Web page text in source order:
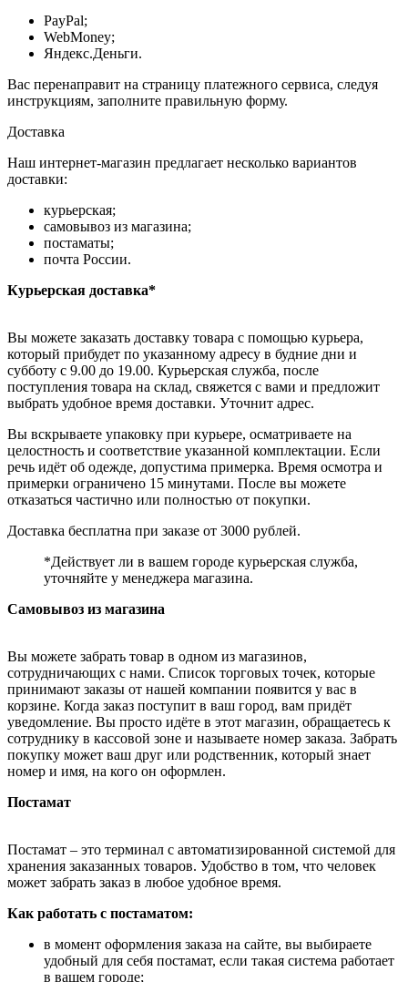
PayPal;
WebMoney;
Яндекс.Деньги.
Вас перенаправит на страницу платежного сервиса, следуя
инструкциям, заполните правильную форму.
Доставка
Наш интернет-магазин предлагает несколько вариантов
доставки:
курьерская;
самовывоз из магазина;
постаматы;
почта России.
Курьерская доставка*
Вы можете заказать доставку товара с помощью курьера,
который прибудет по указанному адресу в будние дни и
субботу с 9.00 до 19.00. Курьерская служба, после
поступления товара на склад, свяжется с вами и предложит
выбрать удобное время доставки. Уточнит адрес.
Вы вскрываете упаковку при курьере, осматриваете на
целостность и соответствие указанной комплектации. Если
речь идёт об одежде, допустима примерка. Время осмотра и
примерки ограничено 15 минутами. После вы можете
отказаться частично или полностью от покупки.
Доставка бесплатна при заказе от 3000 рублей.
*Действует ли в вашем городе курьерская служба,
уточняйте у менеджера магазина.
Самовывоз из магазина
Вы можете забрать товар в одном из магазинов,
сотрудничающих с нами. Список торговых точек, которые
принимают заказы от нашей компании появится у вас в
корзине. Когда заказ поступит в ваш город, вам придёт
уведомление. Вы просто идёте в этот магазин, обращаетесь к
сотруднику в кассовой зоне и называете номер заказа. Забрать
покупку может ваш друг или родственник, который знает
номер и имя, на кого он оформлен.
Постамат
Постамат – это терминал с автоматизированной системой для
хранения заказанных товаров. Удобство в том, что человек
может забрать заказ в любое удобное время.
Как работать с постаматом:
в момент оформления заказа на сайте, вы выбираете
удобный для себя постамат, если такая система работает
в вашем городе;